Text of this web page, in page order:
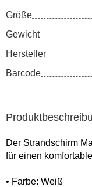
Größe
Gewicht
Hersteller
Barcode
Der Strandschirm
für einen
• Farbe: Weiß